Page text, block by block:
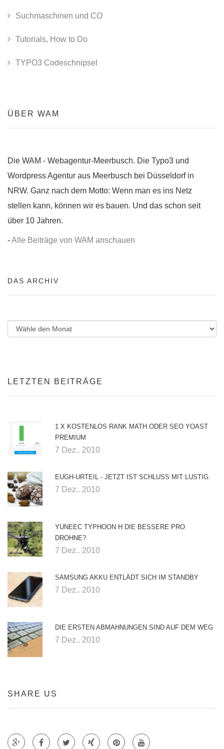
Suchmaschinen und CO
Tutorials, How to Do
TYPO3 Codeschnipsel
ÜBER WAM
Die WAM - Webagentur-Meerbusch. Die Typo3 und
Wordpress Agentur aus Meerbusch bei Düsseldorf in
NRW. Ganz nach dem Motto: Wenn man es ins Netz
stellen kann, können wir es bauen. Und das schon seit
über 10 Jahren.
-Alle Beiträge von WAM anschauen
DAS ARCHIV
LETZTEN BEITRÄGE
1 X KOSTENLOS RANK MATH ODER SEO YOAST
PREMIUM
7 Dez.. 2010
EUGH-URTEIL - JETZT IST SCHLUSS MIT LUSTIG.
7 Dez.. 2010
YUNEEC TYPHOON H DIE BESSERE PRO
DROHNE?
7 Dez.. 2010
SAMSUNG AKKU ENTLÄDT SICH IM STANDBY
7 Dez.. 2010
DIE ERSTEN ABMAHNUNGEN SIND AUF DEM WEG
7 Dez.. 2010
SHARE US
Teile auf Google +
Teile auf Faecebook
Teile auf Twitter
Teile auf Xing
Teile auf Pinterest